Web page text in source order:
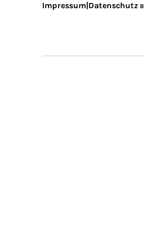
Impressum|Datenschutz